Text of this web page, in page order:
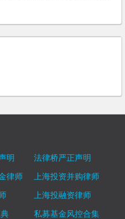
明
法律桥严正声明
律师
上海投资并购律师
上海投融资律师
私募基金风控合集